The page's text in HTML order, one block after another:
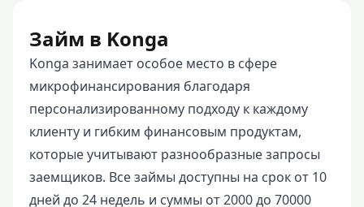
Займ в Konga
Konga занимает особое место в сфере
микрофинансирования благодаря
персонализированному подходу к каждому
клиенту и гибким финансовым продуктам,
которые учитывают разнообразные запросы
заемщиков. Все займы доступны на срок от 10
дней до 24 недель и суммы от 2000 до 70000